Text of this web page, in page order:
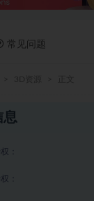
常见问题
息
：
：